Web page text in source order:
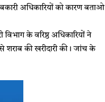
अधिकारियों को कारण बताओ
के वरिष्ठ अधिकारियों ने
शराब की खरीदारी की। जांच के